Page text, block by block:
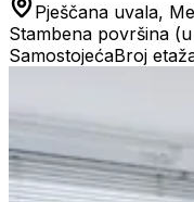
Pješčana uvala,
Stambena površina
SamostojećaBroj